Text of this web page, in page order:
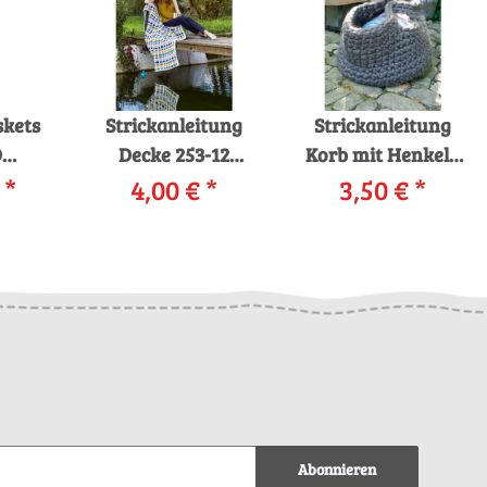
*
Strickanleitung
Decke 253-12
LANGYARNS
ANOUK als
4,00 €*
Strickanleitung
Korb mit Henkeln
PTO-012_07
LANGYARNS
3,50 €*
Abonnieren